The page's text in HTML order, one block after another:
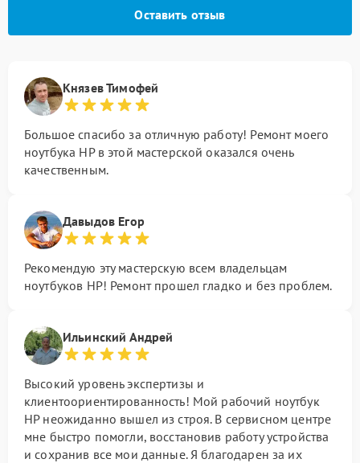
Оставить отзыв
Князев Тимофей
Большое спасибо за отличную работу! Ремонт моего
ноутбука HP в этой мастерской оказался очень
качественным.
Давыдов Егор
Рекомендую эту мастерскую всем владельцам
ноутбуков HP! Ремонт прошел гладко и без проблем.
Ильинский Андрей
Высокий уровень экспертизы и
клиентоориентированность! Мой рабочий ноутбук
HP неожиданно вышел из строя. В сервисном центре
мне быстро помогли, восстановив работу устройства
и сохранив все мои данные. Я благодарен за их